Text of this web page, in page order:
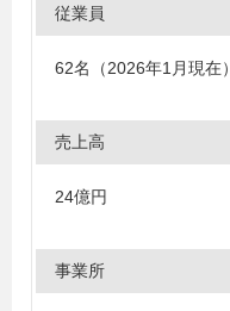
従業員
62名（2026年1月現在）
売上高
24億円
事業所